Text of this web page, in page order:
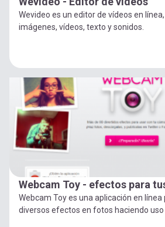
Wevideo es un editor de vídeos en
imágenes, vídeos, texto y sonidos.
Webcam Toy - efectos para
Webcam Toy es una aplicación en
diversos efectos en fotos haciendo uso